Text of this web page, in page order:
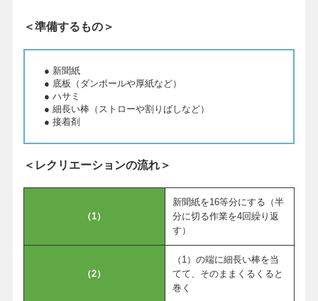
＜準備するもの＞
● 新聞紙
● 底板（ダンボールや厚紙など）
● ハサミ
● 細長い棒（ストローや割りばしなど）
● 接着剤
＜レクリエーションの流れ＞
（1）
新聞紙を16等分にする（半
分に切る作業を4回繰り返
す）
（2）
（1）の端に細長い棒を当
てて、そのままくるくると
巻く